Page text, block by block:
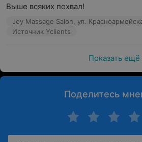
Выше всяких похвал!
Joy Massage Salon, ул.
Источник Yclients
Показать ещё
Поделитесь